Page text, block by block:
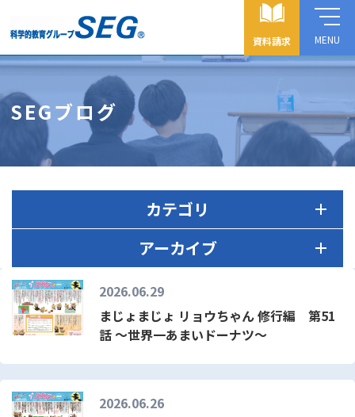
MENU
資料請求
SEGブログ
カテゴリ
アーカイブ
2026.06.29
まじょまじょ リョウちゃん 修行編 第51
話 ～世界一あまいドーナツ～
2026.06.26